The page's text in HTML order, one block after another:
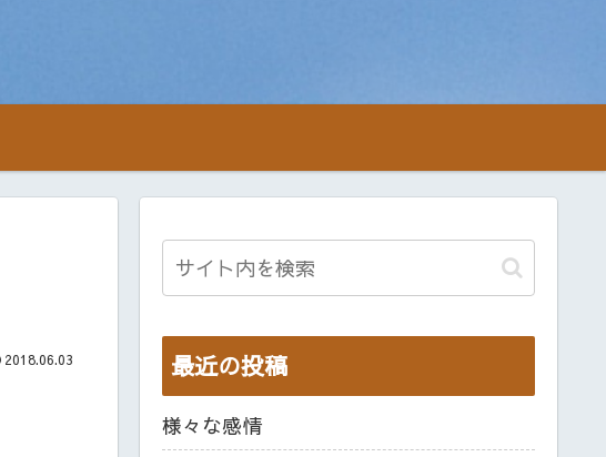
2018.06.03 最近の投稿
様々な感情